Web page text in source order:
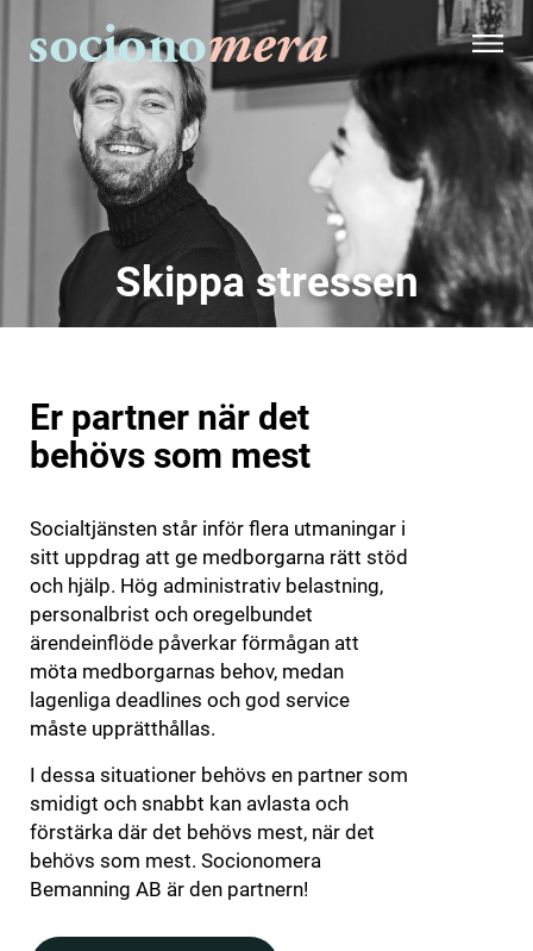
Skippa stressen
Er partner när det
behövs som mest
Socialtjänsten står inför flera utmaningar i
sitt uppdrag att ge medborgarna rätt stöd
och hjälp. Hög administrativ belastning,
personalbrist och oregelbundet
ärendeinflöde påverkar förmågan att
möta medborgarnas behov, medan
lagenliga deadlines och god service
måste upprätthållas.
I dessa situationer behövs en partner som
smidigt och snabbt kan avlasta och
förstärka där det behövs mest, när det
behövs som mest. Socionomera
Bemanning AB är den partnern!